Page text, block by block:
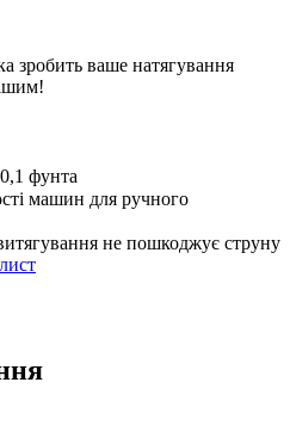
зробить ваше натягування
фунта
машин для ручного
не пошкоджує струну